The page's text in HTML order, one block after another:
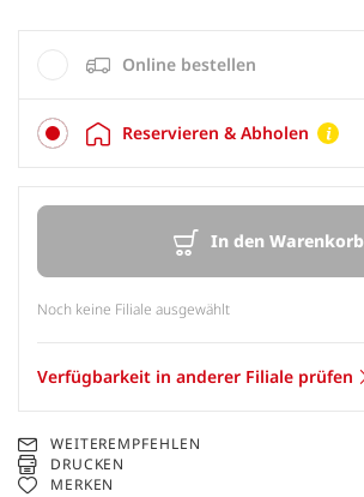
Online bestellen
Reservieren & Abholen
In den Warenkorb
Noch keine Filiale ausgewählt
Verfügbarkeit in anderer Filiale prüfen
WEITEREMPFEHLEN
DRUCKEN
MERKEN